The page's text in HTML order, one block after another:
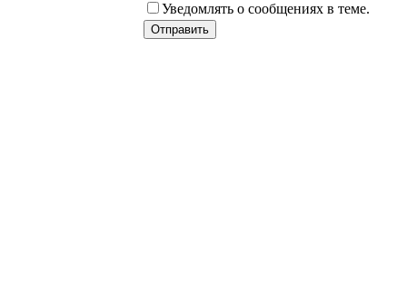
Уведомлять о сообщениях в теме.